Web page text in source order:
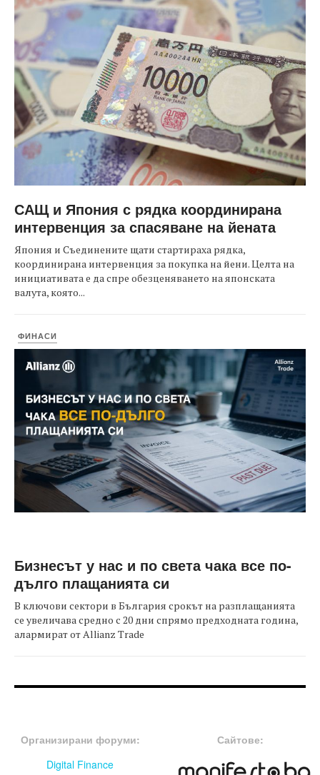
САЩ и Япония с рядка координирана
интервенция за спасяване на йената
Япония и Съединените щати стартираха рядка,
координирана интервенция за покупка на йени. Целта на
инициативата е да спре обезценяването на японската
валута, която...
ФИНАСИ
Бизнесът у нас и по света чака все по-
дълго плащанията си
В ключови сектори в България срокът на разплащанията
се увеличава средно с 20 дни спрямо предходната година,
алармират от Allianz Trade
Организирани форуми:
Digital Finance
Сайтове: